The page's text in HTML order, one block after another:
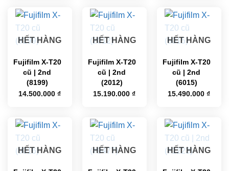
HẾT HÀNG
Fujifilm X-T20
cũ | 2nd
(8199)
14.500.000₫
HẾT HÀNG
Fujifilm X-T20
cũ | 2nd
(2012)
15.190.000₫
HẾT HÀNG
Fujifilm X-T20
cũ | 2nd
(6015)
15.490.000₫
HẾT HÀNG HẾT HÀNG HẾT HÀNG